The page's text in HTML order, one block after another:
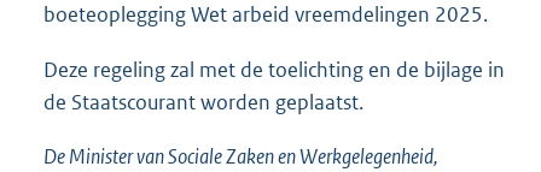
boeteoplegging Wet arbeid vreemdelingen 2025.
Deze regeling zal met de toelichting en de bijlage in
de Staatscourant worden geplaatst.
De Minister van Sociale Zaken en Werkgelegenheid,